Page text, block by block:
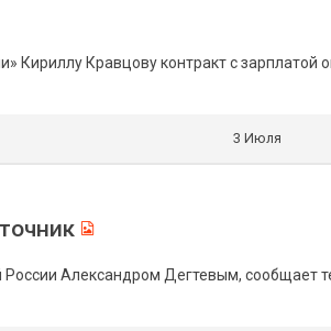
Кириллу Кравцову контракт с зарплатой
3 Июля
Александром Дегтевым, сообщает